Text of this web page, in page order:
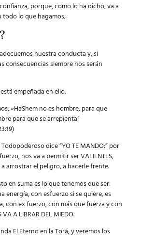
porque, como lo ha dicho, va a
lo que hagamos;
nuestra conducta y, si
consecuencias siempre nos serán
empeñada en ello.
«HaShem no es hombre, para que
para que se arrepienta”
dice “YO TE MANDO;” por
nos va a permitir ser VALIENTES,
arrostrar el peligro, a hacerle frente.
en suma es lo que tenemos que ser:
energía, con esfuerzo si se quiere, es
con ex fuerzo, con más que fuerza y con
A LIBRAR DEL MIEDO.
El Eterno en la Torá, y veremos los